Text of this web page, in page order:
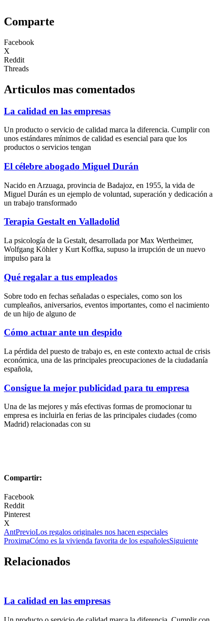
Comparte
Facebook
X
Reddit
Threads
Articulos mas comentados
La calidad en las empresas
Un producto o servicio de calidad marca la diferencia. Cumplir con
unos estándares mínimos de calidad es esencial para que los
productos o servicios tengan
El célebre abogado Miguel Durán
Nacido en Arzuaga, provincia de Badajoz, en 1955, la vida de
Miguel Durán es un ejemplo de voluntad, superación y dedicación a
un trabajo transformado
Terapia Gestalt en Valladolid
La psicología de la Gestalt, desarrollada por Max Wertheimer,
Wolfgang Köhler y Kurt Koffka, supuso la irrupción de un nuevo
impulso para la
Qué regalar a tus empleados
Sobre todo en fechas señaladas o especiales, como son los
cumpleaños, aniversarios, eventos importantes, como el nacimiento
de un hijo de alguno de
Cómo actuar ante un despido
La pérdida del puesto de trabajo es, en este contexto actual de crisis
económica, una de las principales preocupaciones de la ciudadanía
española,
Consigue la mejor publicidad para tu empresa
Una de las mejores y más efectivas formas de promocionar tu
empresa es incluirla en ferias de las principales ciudades (como
Madrid) relacionadas con su
Compartir:
Facebook
Reddit
Pinterest
X
AntPrevioLos regalos originales nos hacen especiales
ProximaCómo es la vivienda favorita de los españolesSiguiente
Relacionados
La calidad en las empresas